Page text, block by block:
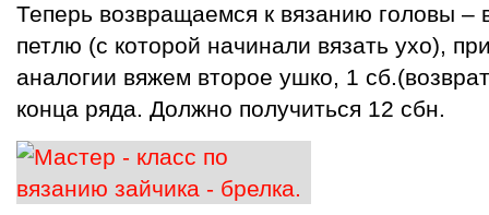
Теперь возвращаемся к вязанию головы –
петлю (с которой начинали вязать ухо),
аналогии вяжем второе ушко, 1
конца ряда. Должно получиться 12 сбн.